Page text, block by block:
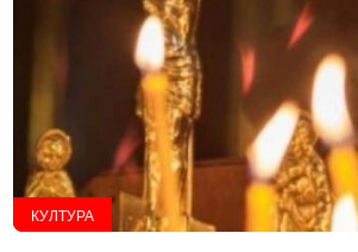
КУЛТУРА